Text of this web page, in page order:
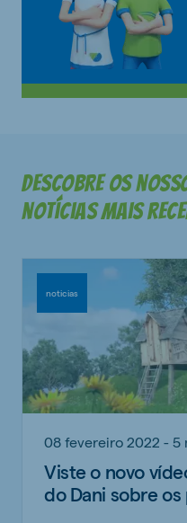
Descobre os
notícias mais
noticias
08 fevereiro 2022 - 5
Viste o novo
do Dani sobre